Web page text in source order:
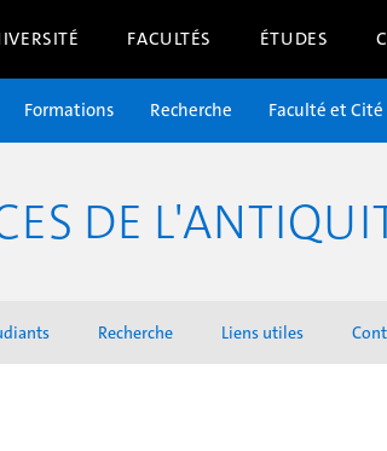
FACULTÉS ÉTUDES
Formations Recherche Faculté et Cité
DE
Recherche Liens utiles